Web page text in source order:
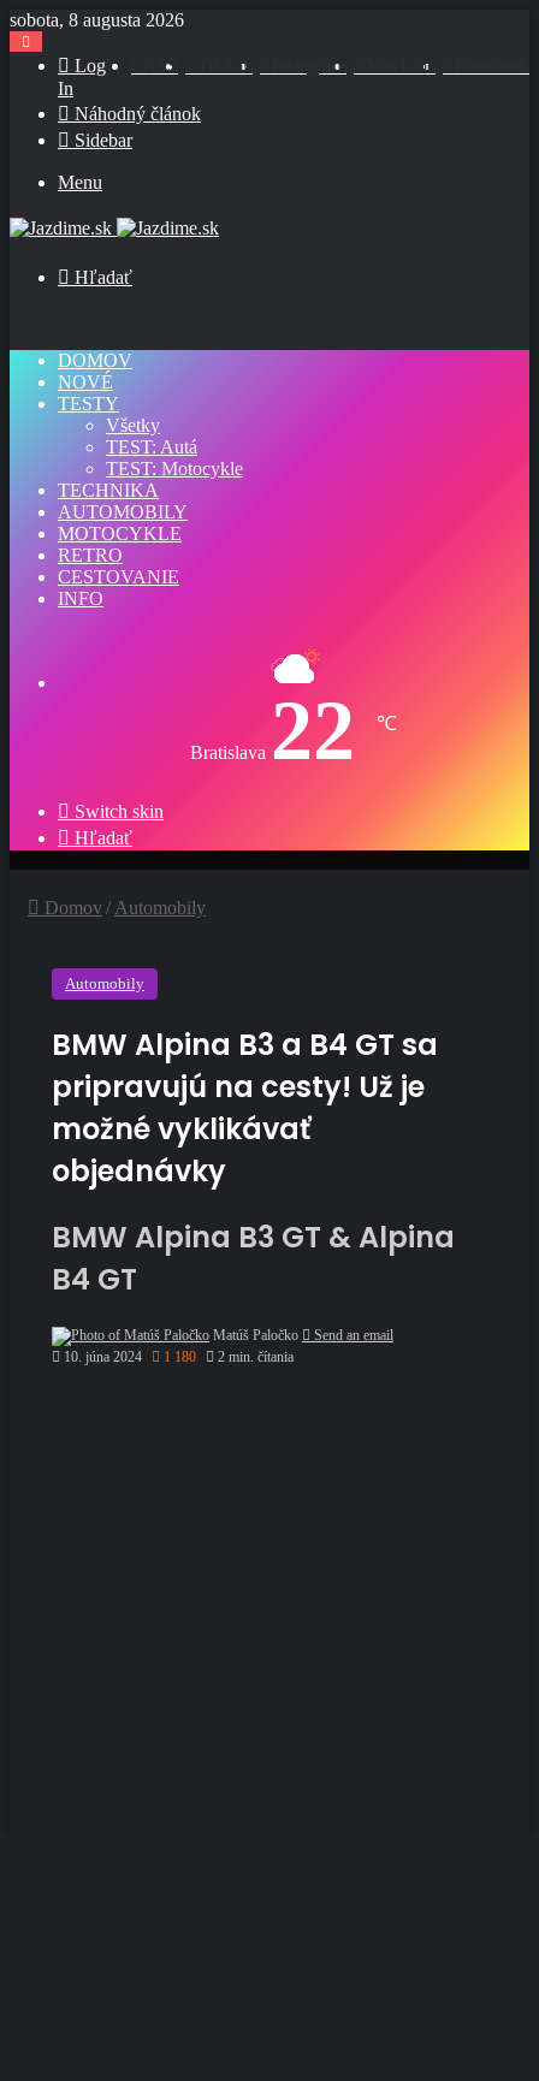
sobota, 8 augusta 2026
YouTube
Instagram
TikTok
RSS
Log
In
Náhodný článok
Sidebar
Menu
Hľadať
DOMOV
NOVÉ
TESTY
Všetky
TEST: Autá
TEST: Motocykle
TECHNIKA
AUTOMOBILY
MOTOCYKLE
RETRO
CESTOVANIE
INFO
Bratislava 22 ℃
Switch skin
Hľadať
Domov/ Automobily
Automobily
BMW Alpina B3 a B4 GT sa
pripravujú na cesty! Už je
možné vyklikávať
objednávky
BMW Alpina B3 GT & Alpina
B4 GT
Matúš Paločko
Send an email
10. júna 2024
1 180 2 min. čítania